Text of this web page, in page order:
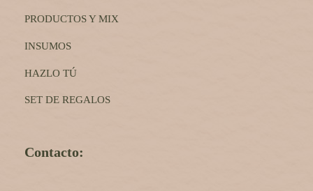
PRODUCTOS Y MIX
INSUMOS
HAZLO TÚ
SET DE REGALOS
Contacto: